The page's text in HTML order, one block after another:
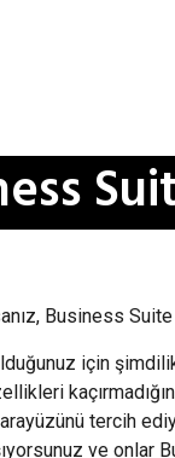
Business
için
tercih
ve onlar